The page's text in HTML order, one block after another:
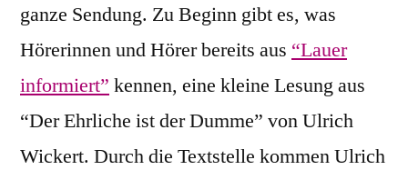
ganze Sendung. Zu Beginn gibt es, was
Hörerinnen und Hörer bereits aus “Lauer
informiert” kennen, eine kleine Lesung aus
“Der Ehrliche ist der Dumme” von Ulrich
Wickert. Durch die Textstelle kommen Ulrich